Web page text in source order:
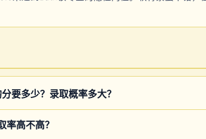
要多少？录取概率多大？
高不高？